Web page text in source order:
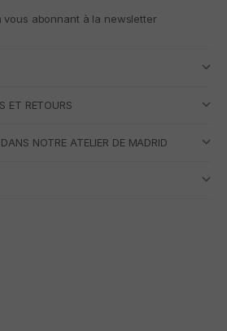
abonnant à la newsletter
ET RETOURS
NOTRE ATELIER DE MADRID